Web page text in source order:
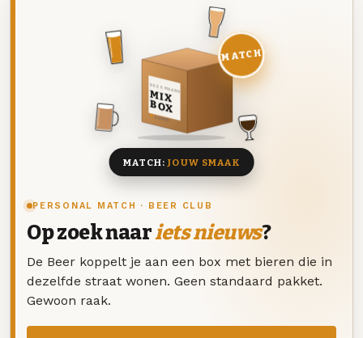
PERSONAL MATCH · BEER CLUB
Op zoek naariets nieuws?
De Beer koppelt je aan een box met bieren die in
dezelfde straat wonen. Geen standaard pakket.
Gewoon raak.
DEZE MAAND
MIX
BOX
8 BIEREN
MATCH
MATCH:JOUW SMAAK